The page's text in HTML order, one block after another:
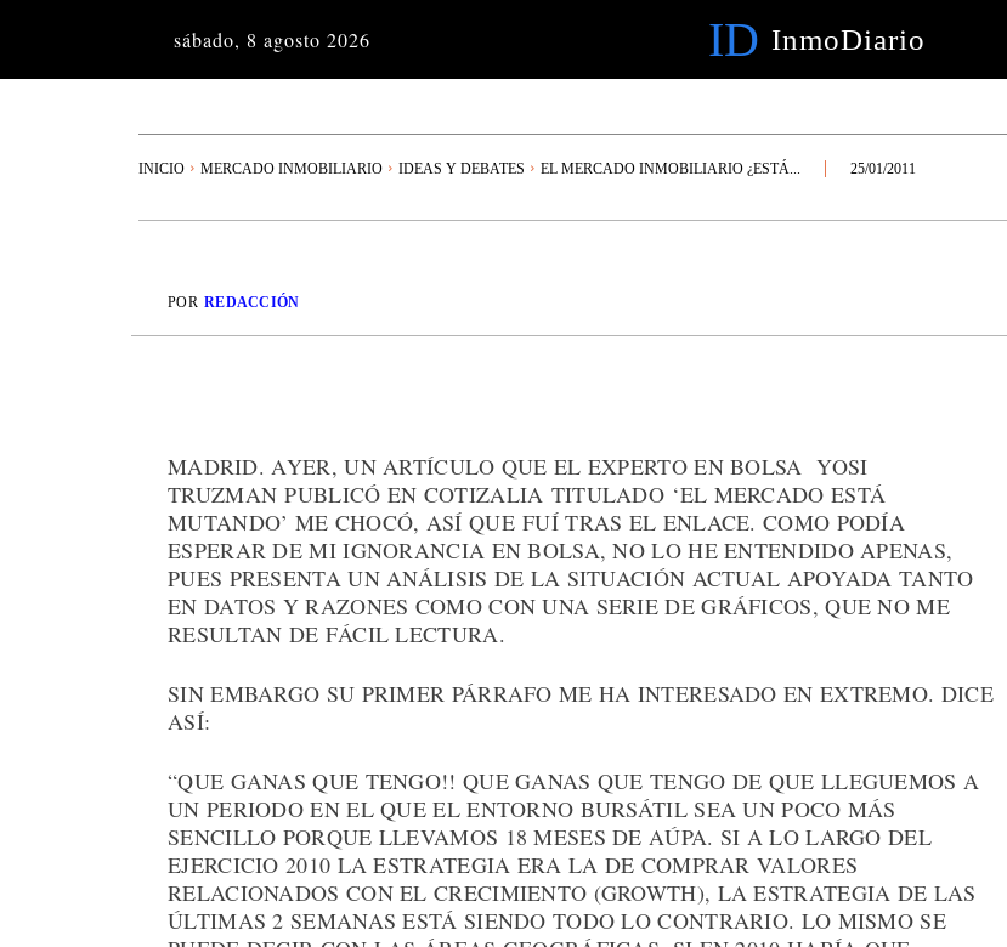
sábado, 8 agosto 2026 ID InmoDiario
INICIO MERCADO INMOBILIARIO IDEAS Y DEBATES EL MERCADO INMOBILIARIO ¿ESTÁ... 25/01/2011
POR REDACCIÓN
MADRID. AYER, UN ARTÍCULO QUE EL EXPERTO EN BOLSA YOSI
TRUZMAN PUBLICÓ EN COTIZALIA TITULADO ‘EL MERCADO ESTÁ
MUTANDO’ ME CHOCÓ, ASÍ QUE FUÍ TRAS EL ENLACE. COMO PODÍA
ESPERAR DE MI IGNORANCIA EN BOLSA, NO LO HE ENTENDIDO APENAS,
PUES PRESENTA UN ANÁLISIS DE LA SITUACIÓN ACTUAL APOYADA TANTO
EN DATOS Y RAZONES COMO CON UNA SERIE DE GRÁFICOS, QUE NO ME
RESULTAN DE FÁCIL LECTURA.
SIN EMBARGO SU PRIMER PÁRRAFO ME HA INTERESADO EN EXTREMO. DICE
ASÍ:
“QUE GANAS QUE TENGO!! QUE GANAS QUE TENGO DE QUE LLEGUEMOS A
UN PERIODO EN EL QUE EL ENTORNO BURSÁTIL SEA UN POCO MÁS
SENCILLO PORQUE LLEVAMOS 18 MESES DE AÚPA. SI A LO LARGO DEL
EJERCICIO 2010 LA ESTRATEGIA ERA LA DE COMPRAR VALORES
RELACIONADOS CON EL CRECIMIENTO (GROWTH), LA ESTRATEGIA DE LAS
ÚLTIMAS 2 SEMANAS ESTÁ SIENDO TODO LO CONTRARIO. LO MISMO SE